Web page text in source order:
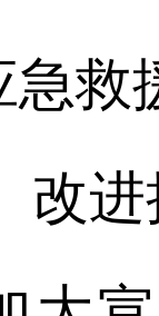
援
改